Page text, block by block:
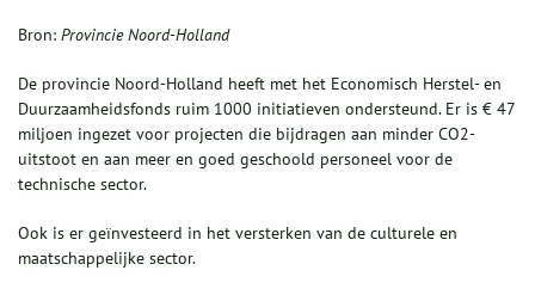
Bron: Provincie Noord-Holland
De provincie Noord-Holland heeft met het Economisch Herstel- en
Duurzaamheidsfonds ruim 1000 initiatieven ondersteund. Er is € 47
miljoen ingezet voor projecten die bijdragen aan minder CO2-
uitstoot en aan meer en goed geschoold personeel voor de
technische sector.
Ook is er geïnvesteerd in het versterken van de culturele en
maatschappelijke sector.